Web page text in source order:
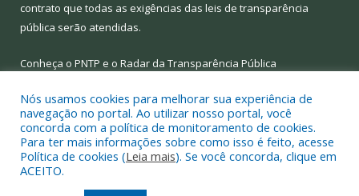
contrato que todas as exigências das leis de transparência
pública serão atendidas.
Conheça o PNTP e o Radar da Transparência Pública
Todos os direitos reservados a Prefeitura Municipal de Limoeiro
do Ajuru.
Nós usamos cookies para melhorar sua experiência de
navegação no portal. Ao utilizar nosso portal, você
concorda com a política de monitoramento de cookies.
Para ter mais informações sobre como isso é feito, acesse
Política de cookies (Leia mais). Se você concorda, clique em
ACEITO.